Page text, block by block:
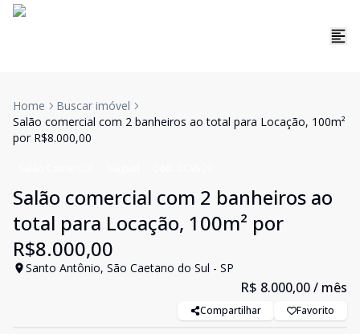
Home
Buscar imóvel
Salão comercial com 2 banheiros ao total para Locação, 100m²
por R$8.000,00
Salão comercial com 2 banheiros ao
total para Locação, 100m² por
R$8.000,00
Santo Antônio, São Caetano do Sul - SP
R$ 8.000,00/ mês
Compartilhar Favorito